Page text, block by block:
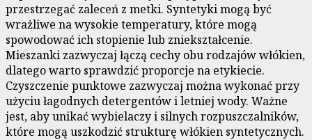
przestrzegać zaleceń z metki. Syntetyki mogą być
wrażliwe na wysokie temperatury, które mogą
spowodować ich stopienie lub zniekształcenie.
Mieszanki zazwyczaj łączą cechy obu rodzajów włókien,
dlatego warto sprawdzić proporcje na etykiecie.
Czyszczenie punktowe zazwyczaj można wykonać przy
użyciu łagodnych detergentów i letniej wody. Ważne
jest, aby unikać wybielaczy i silnych rozpuszczalników,
które mogą uszkodzić strukturę włókien syntetycznych.